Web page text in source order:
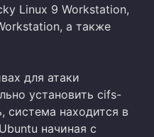
Linux 9 Workstation,
а также
для атаки
установить cifs-
система находится в
начиная с